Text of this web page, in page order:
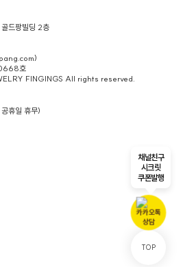
드팡빌딩 2층
호
FINGINGS All rights reserved.
휴일 휴무)
채널친구
시크릿
쿠폰발행
TOP